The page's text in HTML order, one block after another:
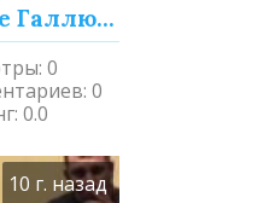
Смысловые Галлюцинации - Мама, мы все тяжело больны (Live)
: 0
:0
:0.0
10 г. назад